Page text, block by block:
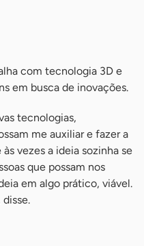
com tecnologia 3D e
em busca de inovações.
tecnologias,
me auxiliar e fazer a
vezes a ideia sozinha se
que possam nos
em algo prático, viável.
disse.